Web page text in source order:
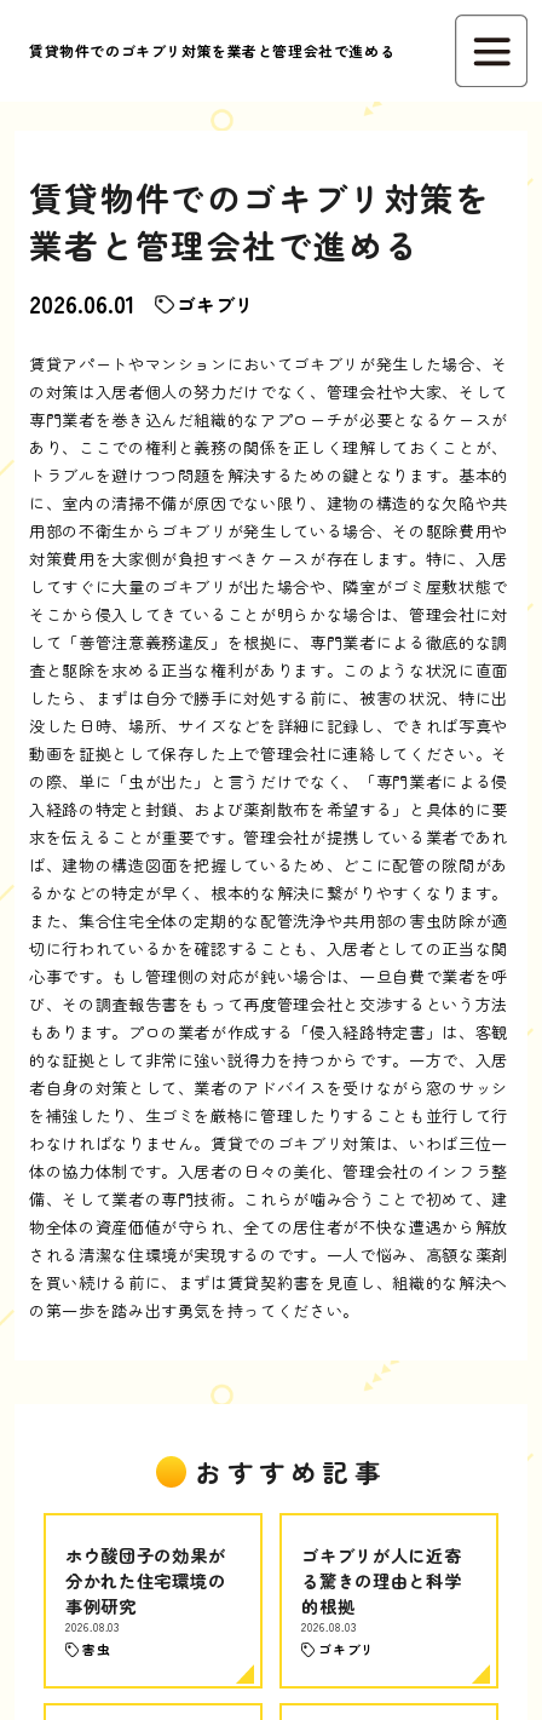
賃貸物件でのゴキブリ対策を業者と管理会社で進める
賃貸物件でのゴキブリ対策を
業者と管理会社で進める
2026.06.01 ゴキブリ
賃貸アパートやマンションにおいてゴキブリが発生した場合、そ
の対策は入居者個人の努力だけでなく、管理会社や大家、そして
専門業者を巻き込んだ組織的なアプローチが必要となるケースが
あり、ここでの権利と義務の関係を正しく理解しておくことが、
トラブルを避けつつ問題を解決するための鍵となります。基本的
に、室内の清掃不備が原因でない限り、建物の構造的な欠陥や共
用部の不衛生からゴキブリが発生している場合、その駆除費用や
対策費用を大家側が負担すべきケースが存在します。特に、入居
してすぐに大量のゴキブリが出た場合や、隣室がゴミ屋敷状態で
そこから侵入してきていることが明らかな場合は、管理会社に対
して「善管注意義務違反」を根拠に、専門業者による徹底的な調
査と駆除を求める正当な権利があります。このような状況に直面
したら、まずは自分で勝手に対処する前に、被害の状況、特に出
没した日時、場所、サイズなどを詳細に記録し、できれば写真や
動画を証拠として保存した上で管理会社に連絡してください。そ
の際、単に「虫が出た」と言うだけでなく、「専門業者による侵
入経路の特定と封鎖、および薬剤散布を希望する」と具体的に要
求を伝えることが重要です。管理会社が提携している業者であれ
ば、建物の構造図面を把握しているため、どこに配管の隙間があ
るかなどの特定が早く、根本的な解決に繋がりやすくなります。
また、集合住宅全体の定期的な配管洗浄や共用部の害虫防除が適
切に行われているかを確認することも、入居者としての正当な関
心事です。もし管理側の対応が鈍い場合は、一旦自費で業者を呼
び、その調査報告書をもって再度管理会社と交渉するという方法
もあります。プロの業者が作成する「侵入経路特定書」は、客観
的な証拠として非常に強い説得力を持つからです。一方で、入居
者自身の対策として、業者のアドバイスを受けながら窓のサッシ
を補強したり、生ゴミを厳格に管理したりすることも並行して行
わなければなりません。賃貸でのゴキブリ対策は、いわば三位一
体の協力体制です。入居者の日々の美化、管理会社のインフラ整
備、そして業者の専門技術。これらが噛み合うことで初めて、建
物全体の資産価値が守られ、全ての居住者が不快な遭遇から解放
される清潔な住環境が実現するのです。一人で悩み、高額な薬剤
を買い続ける前に、まずは賃貸契約書を見直し、組織的な解決へ
の第一歩を踏み出す勇気を持ってください。
おすすめ記事
ホウ酸団子の効果が
分かれた住宅環境の
事例研究
2026.08.03
害虫
ゴキブリが人に近寄
る驚きの理由と科学
的根拠
2026.08.03
ゴキブリ